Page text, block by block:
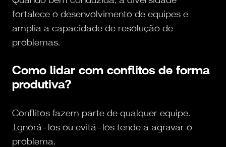
fortalece o desenvolvimento de equipes e
amplia a capacidade de resolução de
problemas.
Como lidar com conflitos de forma
produtiva?
Conflitos fazem parte de qualquer equipe.
Ignorá-los ou evitá-los tende a agravar o
problema.